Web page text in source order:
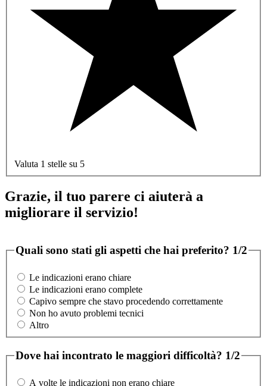
Valuta 1 stelle su 5
Grazie, il tuo parere ci aiuterà a
migliorare il servizio!
Quali sono stati gli aspetti che hai preferito? 1/2
Le indicazioni erano chiare
Le indicazioni erano complete
Capivo sempre che stavo procedendo correttamente
Non ho avuto problemi tecnici
Altro
Dove hai incontrato le maggiori difficoltà? 1/2
A volte le indicazioni non erano chiare